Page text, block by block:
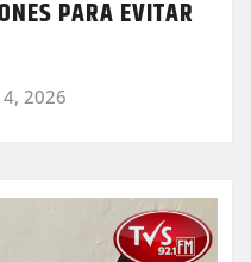
PARA EVITAR
2026